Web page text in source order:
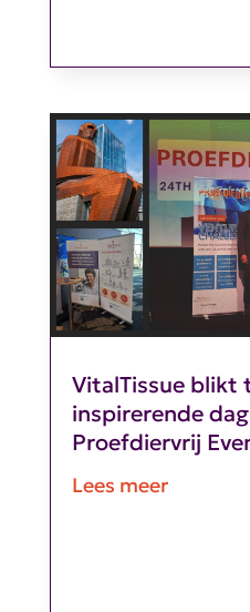
VitalTissue blikt
inspirerende
Proefdiervrij
Lees meer